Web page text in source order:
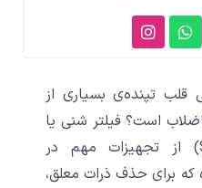
W
h
a
s
a
p
p
I
n
s
a
g
r
m
قلب تپنده‌ی بسیاری از
است؟ فیلتر شنی یا
سند فیلتر (Sand Filter) از تجهیزات مهم در
برای حذف ذرات معلق،